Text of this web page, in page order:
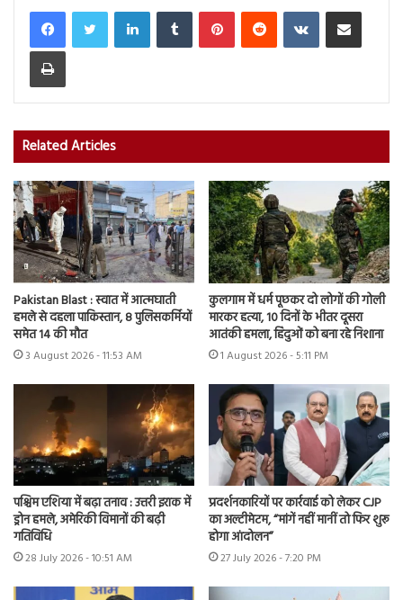
LinkedInTumblr PinterestReddit VKontakteShare via Email
Print
Related Articles
Pakistan Blast : स्वात में आत्मघाती
हमले से दहला पाकिस्तान, 8 पुलिसकर्मियों
समेत 14 की मौत
3 August 2026 - 11:53 AM
कुलगाम में धर्म पूछकर दो लोगों की गोली
मारकर हत्या, 10 दिनों के भीतर दूसरा
आतंकी हमला, हिंदुओं को बना रहे निशाना
1 August 2026 - 5:11 PM
पश्चिम एशिया में बढ़ा तनाव : उत्तरी इराक में
ड्रोन हमले, अमेरिकी विमानों की बढ़ी
गतिविधि
28 July 2026 - 10:51 AM
प्रदर्शनकारियों पर कार्रवाई को लेकर CJP
का अल्टीमेटम, “मांगें नहीं मानीं तो फिर शुरू
होगा आंदोलन”
27 July 2026 - 7:20 PM